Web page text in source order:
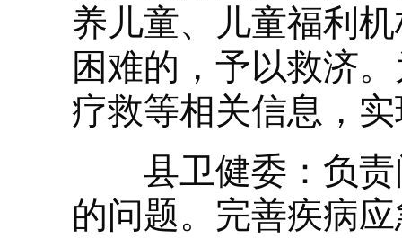
养儿童、儿童福利
困难的，予以救济
疗救等相关信息，
县卫健委：负责
的问题。完善疾病